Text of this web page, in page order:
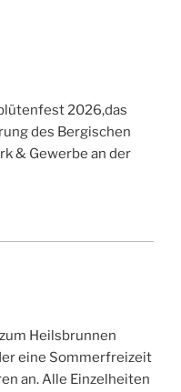
2026,das
des Bergischen
& Gewerbe an der
Heilsbrunnen
eine Sommerfreizeit
an. Alle Einzelheiten